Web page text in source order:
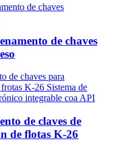
de chaves
de claves de
de flotas K-26